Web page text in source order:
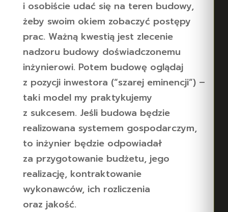
i osobiście udać się na teren budowy,
żeby swoim okiem zobaczyć postępy
prac. Ważną kwestią jest zlecenie
nadzoru budowy doświadczonemu
inżynierowi. Potem budowę oglądaj
z pozycji inwestora (“szarej eminencji”) –
taki model my praktykujemy
z sukcesem. Jeśli budowa będzie
realizowana systemem gospodarczym,
to inżynier będzie odpowiadał
za przygotowanie budżetu, jego
realizację, kontraktowanie
wykonawców, ich rozliczenia
oraz jakość.